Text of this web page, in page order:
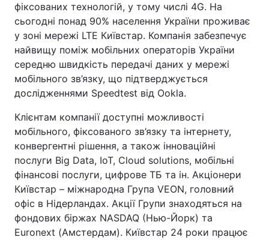
фіксованих технологій, у тому числі 4G. На
сьогодні понад 90% населення України проживає
у зоні мережі LTE Київстар. Компанія забезпечує
найвищу поміж мобільних операторів України
середню швидкість передачі даних у мережі
мобільного зв’язку, що підтверджується
дослідженнями Speedtest від Ookla.
Клієнтам компанії доступні можливості
мобільного, фіксованого зв’язку та інтернету,
конвергентні рішення, а також інноваційні
послуги Big Data, IoT, Cloud solutions, мобільні
фінансові послуги, цифрове ТБ та ін. Акціонери
Київстар – міжнародна Група VEON, головний
офіс в Нідерландах. Акції Групи знаходяться на
фондових біржах NASDAQ (Нью-Йорк) та
Euronext (Амстердам). Київстар 24 роки працює